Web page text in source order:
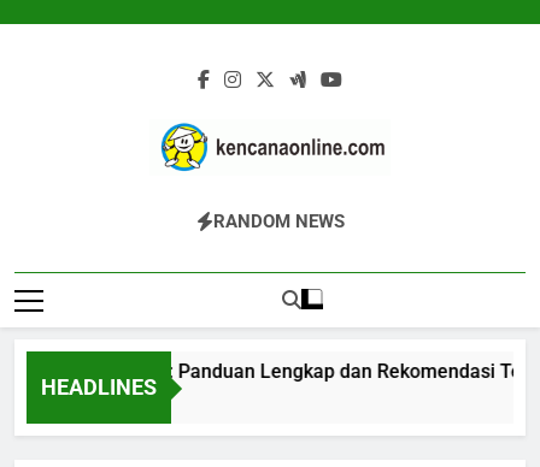
Kencana Online
Jasa Pengelolaan Sampah Kawasan
Dan Industri
RANDOM NEWS
HEADLINES
Komposter: Panduan Lengkap dan Rekomendasi
Ago